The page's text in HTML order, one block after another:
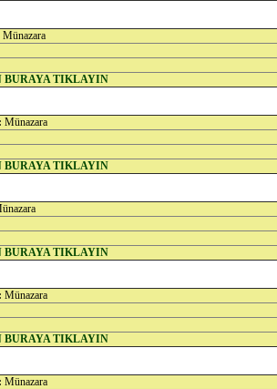
Münazara
BURAYA TIKLAYIN
Münazara
BURAYA TIKLAYIN
BURAYA TIKLAYIN
Münazara
BURAYA TIKLAYIN
Münazara